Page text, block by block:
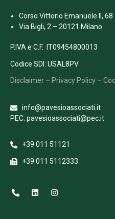
Corso Vittorio Emanuele II,
Via Bigli, 2 – 20121 Milano
P.IVA e C.F. IT09454800013
Codice SDI: USAL8PV
Disclaimer – Privacy Policy –
info@pavesioassociati.it
PEC: pavesioassociati@pec.it
+39 011 51121
+39 011 5112333